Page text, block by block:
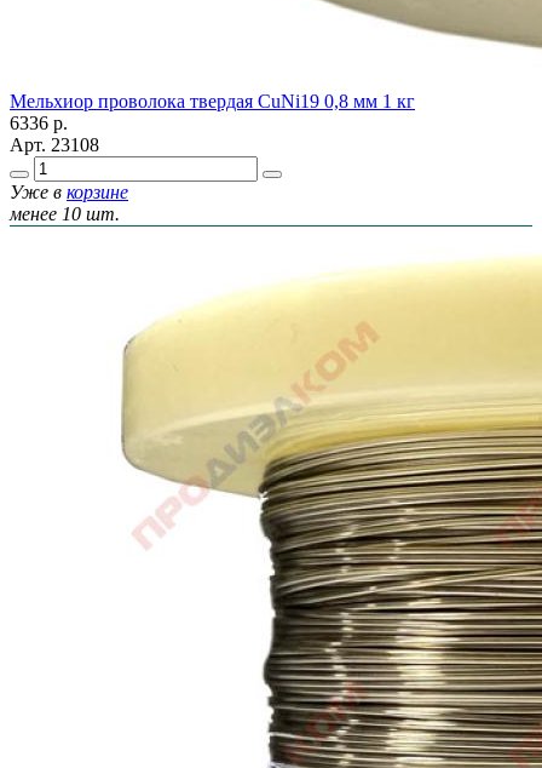
Мельхиор проволока твердая CuNi19 0,8 мм 1 кг
6336 р.
Арт. 23108
Уже в корзине
менее 10 шт.